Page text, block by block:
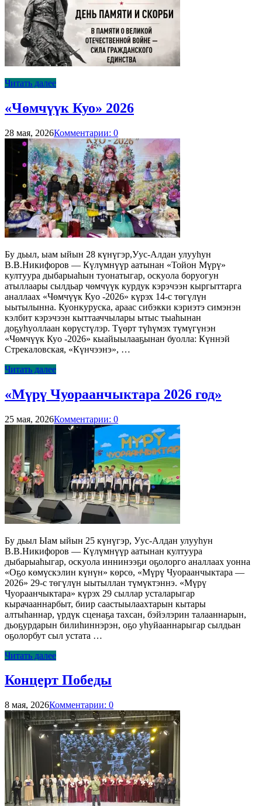
Читать далее
«Чөмчүүк Куо» 2026
28 мая, 2026Комментарии: 0
Бу дьыл, ыам ыйын 28 күнүгэр,Уус-Алдан улууһун
В.В.Никифоров — Күлүмнүүр аатынан «Тойон Мүрү»
култуура дыбарыаһын туонатыгар, оскуола боруогун
атыллаары сылдьар чөмчүүк курдук кэрэчээн кыргыттарга
аналлаах «Чөмчүүк Куо -2026» күрэх 14-с төгүлүн
ыытылынна. Куонкуруска, араас сибэкки кэриэтэ симэнэн
кэлбит кэрэчээн кыттааччылары ытыс тыаһынан
доҕуһуоллаан көрүстүлэр. Түөрт түһүмэх түмүгүнэн
«Чөмчүүк Куо -2026» кыайыылааҕынан буолла: Күннэй
Стрекаловская, «Күнчээнэ», …
Читать далее
«Мүрү Чуораанчыктара 2026 год»
25 мая, 2026Комментарии: 0
Бу дьыл Ыам ыйын 25 күнүгэр, Уус-Алдан улууһун
В.В.Никифоров — Күлүмнүүр аатынан култуура
дыбарыаһыгар, оскуола иннинээҕи оҕолорго аналлаах уонна
«Оҕо көмүскэлин күнүн» көрсө, «Мүрү Чуораанчыктара —
2026» 29-с төгүлүн ыытыллан түмүктэннэ. «Мүрү
Чуораанчыктара» күрэх 29 сыллар усталарыгар
кырачааннарбыт, биир саастыылаахтарын кытары
алтыһаннар, үрдүк сценаҕа тахсан, бэйэлэрин талааннарын,
дьоҕурдарын билиһиннэрэн, оҕо уһуйааннарыгар сылдьан
оҕолорбут сыл устата …
Читать далее
Концерт Победы
8 мая, 2026Комментарии: 0